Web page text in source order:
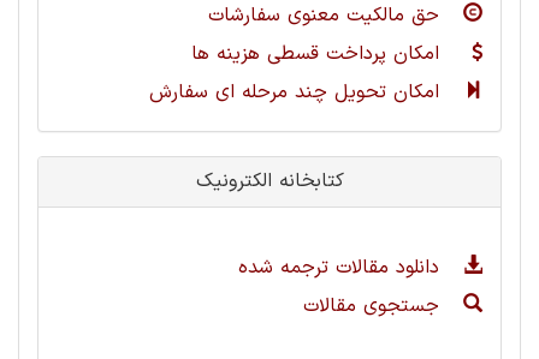
حق مالکیت معنوی سفارشات
امکان پرداخت قسطی هزینه ها
امکان تحویل چند مرحله ای سفارش
کتابخانه الکترونیک
دانلود مقالات ترجمه شده
جستجوی مقالات